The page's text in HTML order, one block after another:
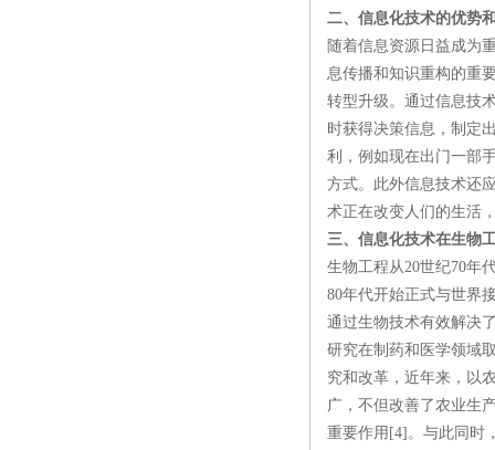
二、信息化技术的优势
随着信息资源日益成为
息传播和知识重构的重
转型升级。通过信息技
时获得决策信息，制定
利，例如现在出门一部
方式。此外信息技术还
术正在改变人们的生活
三、信息化技术在生物
生物工程从20世纪70年
80年代开始正式与世界
通过生物技术有效解决
研究在制药和医学领域
究和改革，近年来，以
广，不但改善了农业生
重要作用[4]。与此同时